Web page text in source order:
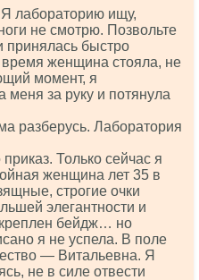
лабораторию ищу,
не смотрю. Позвольте
принялась быстро
время женщина стояла, не
момент, я
меня за руку и потянула
разберусь. Лаборатория
Только сейчас я
женщина лет 35 в
строгие очки
элегантности и
бейдж… но
я не успела. В поле
— Витальевна. Я
не в силе отвести